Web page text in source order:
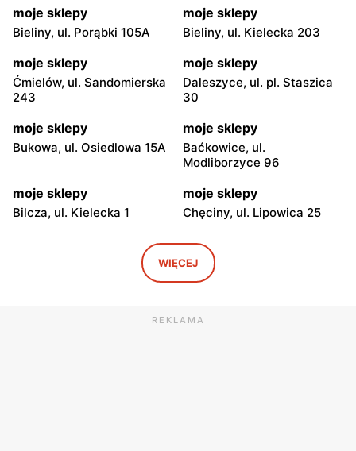
moje sklepy
Bieliny, ul. Porąbki 105A
moje sklepy
Bieliny, ul. Kielecka 203
moje sklepy
Ćmielów, ul. Sandomierska
243
moje sklepy
Daleszyce, ul. pl. Staszica
30
moje sklepy
Bukowa, ul. Osiedlowa 15A
moje sklepy
Baćkowice, ul.
Modliborzyce 96
moje sklepy
Bilcza, ul. Kielecka 1
moje sklepy
Chęciny, ul. Lipowica 25
Iwaniska, ul. Ujazdowska 5
moje sklepy
Bogoria, ul. Rynek 30
WIĘCEJ
REKLAMA